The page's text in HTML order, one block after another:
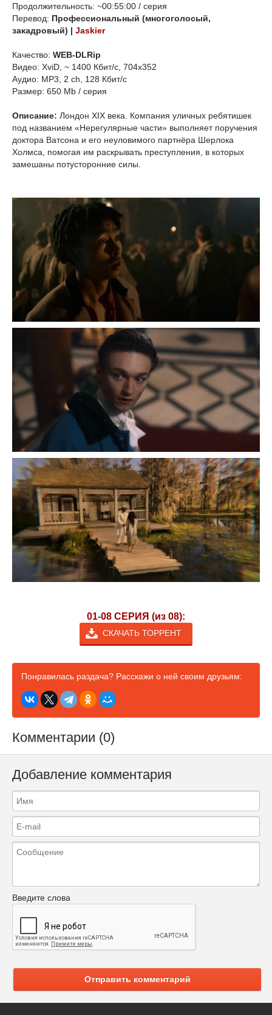
Продолжительность: ~00:55:00 / серия
Перевод: Профессиональный (многоголосый,
закадровый) | Jaskier
Качество: WEB-DLRip
Видео: XviD, ~ 1400 Кбит/с, 704x352
Аудио: MP3, 2 ch, 128 Кбит/с
Размер: 650 Mb / серия
Описание: Лондон XIX века. Компания уличных ребятишек
под названием «Нерегулярные части» выполняет поручения
доктора Ватсона и его неуловимого партнёра Шерлока
Холмса, помогая им раскрывать преступления, в которых
замешаны потусторонние силы.
01-08 СЕРИЯ (из 08):
СКАЧАТЬ ТОРРЕНТ
Понравилась раздача? Расскажи о ней своим друзьям:
Комментарии (0)
Добавление комментария
Введите слова
Отправить комментарий